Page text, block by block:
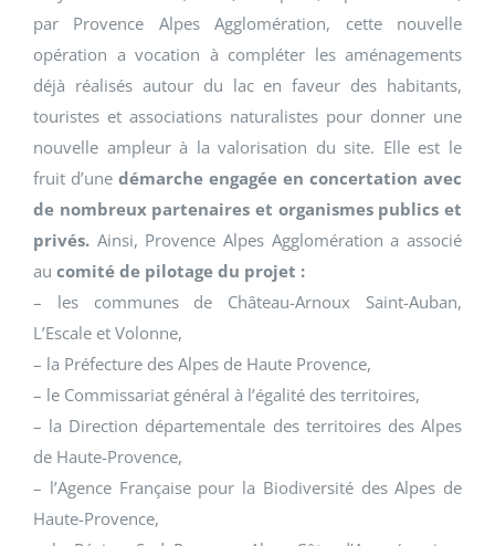
par Provence Alpes Agglomération, cette nouvelle
opération a vocation à compléter les aménagements
déjà réalisés autour du lac en faveur des habitants,
touristes et associations naturalistes pour donner une
nouvelle ampleur à la valorisation du site. Elle est le
fruit d’une démarche engagée en concertation avec
de nombreux partenaires et organismes publics et
privés. Ainsi, Provence Alpes Agglomération a associé
au comité de pilotage du projet :
– les communes de Château-Arnoux Saint-Auban,
L’Escale et Volonne,
– la Préfecture des Alpes de Haute Provence,
– le Commissariat général à l’égalité des territoires,
– la Direction départementale des territoires des Alpes
de Haute-Provence,
– l’Agence Française pour la Biodiversité des Alpes de
Haute-Provence,